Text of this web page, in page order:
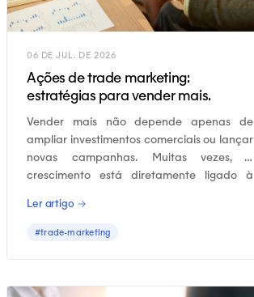
06 DE JUL. DE 2026
Ações de trade marketing:
estratégias para vender mais.
Vender mais não depende apenas de
ampliar investimentos comerciais ou lançar
novas campanhas. Muitas vezes, o
crescimento está diretamente ligado à
trade marketing corretas nos canais de
venda.
Ler artigo →
#trade-marketing